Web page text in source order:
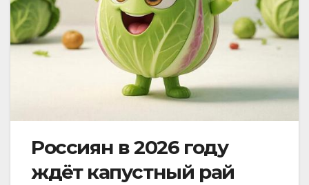
Россиян в 2026 году
ждёт капустный рай